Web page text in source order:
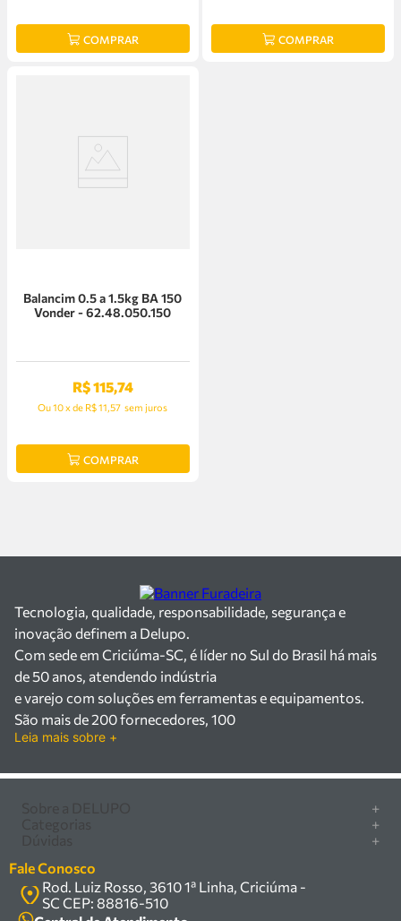
COMPRAR COMPRAR
Balancim 0.5 a 1.5kg BA 150
Vonder - 62.48.050.150
R$115,74
Ou10xde R$ 11,57 sem juros
COMPRAR
Tecnologia, qualidade, responsabilidade, segurança e
inovação definem a Delupo.
Com sede em Criciúma-SC, é líder no Sul do Brasil há mais
de 50 anos, atendendo indústria
e varejo com soluções em ferramentas e equipamentos.
São mais de 200 fornecedores, 100
mil itens à pronta entrega e uma equipe qualificada em
Há mais de 50 anos no mercado, a Delupo é referência em
setores industrial e varejista com um amplo portfólio de
produtos à pronta entrega.
Trabalhamos com mais de 200 fornecedores parceiros e
Leia mais sobre +
+
Marcas
Política de privacidade
+
Serra circular
Compressor
Caixa Organizadora
+
Como comprar
Central de ajuda
Troca, devolução e garantia
Fale Conosco
Rod. Luiz Rosso, 3610 1ª Linha, Criciúma -
SC CEP: 88816-510